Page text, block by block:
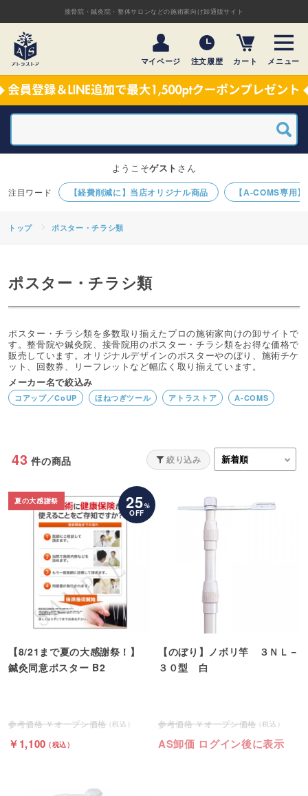
接骨院・鍼灸院・整体サロンなどの施術家向け卸通販サイト
マイページ 注文履歴 カート メニュー
【経費削減に】当店オリジナル商品 【A-COMS専用
ようこそゲスト さん
トップ ポスター・チラシ類
ポスター・チラシ類
ポスター・チラシ類を多数取り揃えたプロの施術家向けの卸サイトで
す。整骨院や鍼灸院、接骨院用のポスター・チラシ類をお得な価格で
販売しています。オリジナルデザインのポスターやのぼり、施術チケ
ット、回数券、リーフレットなど幅広く取り揃えています。
メーカー名で絞込み
コアップ／CoUP ほねつぎツール アトラストア A-COMS
43 件の商品 絞り込み
【8/21まで夏の大感謝祭！】
鍼灸同意ポスター B2
オープン価格
1,100
夏の大感謝祭 25%
OFF
【のぼり】ノボリ竿 ３ＮＬ－
３０型 白
オープン価格
AS卸価 ログイン後に表示